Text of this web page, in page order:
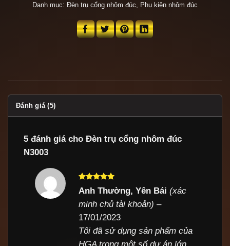
Danh mục: Đèn trụ cổng nhôm đúc, Phụ kiện nhôm đúc
Đánh giá (5)
5 đánh giá cho Đèn trụ cổng nhôm đúc
N3003
Được xếp
sao
Anh Thường, Yên Bái(xác
minh chủ tài khoản) –
17/01/2023
Tôi đã sử dụng sản phẩm của